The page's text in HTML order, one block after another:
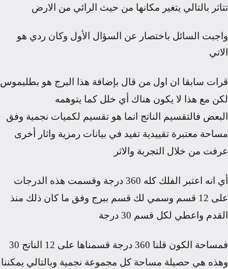
تتاثر بالتالي يتغير مكانها من حيث الرائي من الارض
واجبت السائل باختصار عن السؤال الأول وكان ردي هو
الاتي
قرات سابقا ان اول من قال بإضافة هذا البرج هو بطليموس
لكن مع هذا لا يكون هناك أي خلل كما يتوهمه
البعض فالتقسيم الناتج انما هو تقسيم لكميات نجمية وفق
مساحة معتبرة تقييدية تفيد في بيانات رمزية واثار أخرى
عرفت من خلال التجربة والاثر
أي انه اعتبر الفلك كله 360 درجة وقسمت هذه الدرجات
على 12 قسم وسمي لك قسم ببرج وفق ما كان ذلك منذ
القدم واعطي لكل قسم 30 درجة
فمساحة الكون قلنا 360 درجة قسمناها على 12 الناتج 30
وهذه هي حصيلة مساحة كل مجموعة نجمية وبالتالي يمكننا